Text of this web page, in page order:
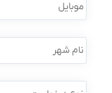
نام
شهر
نوع